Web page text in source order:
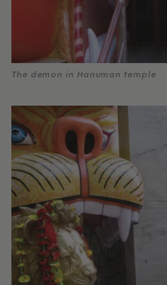
The demon in Hanuman temple